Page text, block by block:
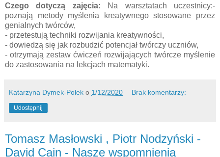
Czego dotyczą zajęcia: Na warsztatach uczestnicy:-
poznają metody myślenia kreatywnego stosowane przez
genialnych twórców,
- przetestują techniki rozwijania kreatywności,
- dowiedzą się jak rozbudzić potencjał twórczy uczniów,
- otrzymają zestaw ćwiczeń rozwijających twórcze myślenie
do zastosowania na lekcjach matematyki.
Katarzyna Dymek-Polek o 1/12/2020 Brak komentarzy:
Udostępnij
Tomasz Masłowski , Piotr Nodzyński -
David Cain - Nasze wspomnienia